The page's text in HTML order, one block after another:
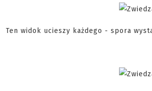
Ten widok ucieszy każdego - spora